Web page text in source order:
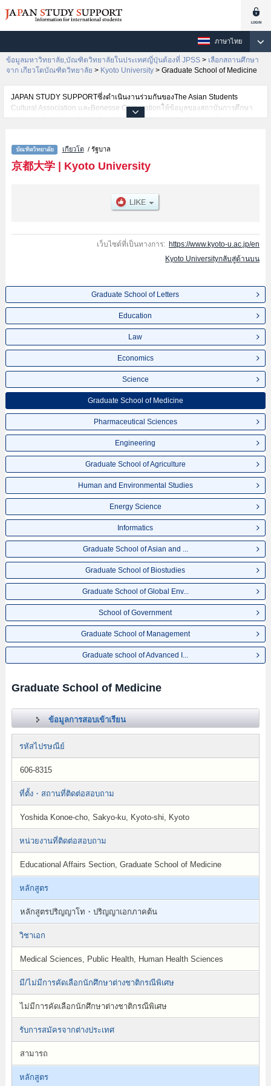
ภาษาไทย
ข้อมูลมหาวิทยาลัย,บัณฑิตวิทยาลัยในประเทศญี่ปุ่นต้องที่ JPSS > เลือกสถานศึกษา
จาก เกียวโตบัณฑิตวิทยาลัย > Kyoto University > Graduate School of Medicine
JAPAN STUDY SUPPORTซึ่งดำเนินงานร่วมกันของThe Asian Students
Cultural Association และBenesse Corporationให้ข้อมูลของสถาบันการศึกษา
ระดับมหาวิทยาลัย・บัณฑิตวิทยาลัย・วิทยาลัยระดับอนุปริญญา・วิทยาลัย
เช่นGraduate School of
LettersหรือEducationหรือLawหรือEconomicsหรือScienceหรือGraduate
School of MedicineหรือPharmaceutical
Environmental StudiesหรือEnergy ScienceหรือInformaticsหรือGraduate
School of Asian and African Area StudiesหรือGraduate School of
Advanced Integrated Studies in Human Survivability เป็นต้น,ข้อมูลของแต่ละ
สาขาวิจัย,ข้อมูลการสอบคัดเลือกเข้าศึกษาเช่นจำนวนคนที่รับสมัครหรือจำนวน
คนที่ผ่านการสอบคัดเลือกเป็นต้น,แนะนำสถานที่,การเดินทางเป็นต้นไว้ด้วยดังนั้น
เกียวโต/ รัฐบาล
京都大学| Kyoto University
เว็บไซต์ที่เป็นทางการ: https://www.kyoto-u.ac.jp/en
Kyoto Universityกลับสู่ด้านบน
Graduate School of Letters
Education
Law
Economics
Science
Graduate School of Medicine
Pharmaceutical Sciences
Engineering
Graduate School of Agriculture
Human and Environmental Studies
Energy Science
Informatics
Graduate School of Asian and ...
Graduate School of Biostudies
Graduate School of Global Env...
School of Government
Graduate School of Management
Graduate school of Advanced I...
Graduate School of Medicine
ข้อมูลการสอบเข้าเรียน
รหัสไปรษณีย์
606-8315
ที่ตั้ง・สถานที่ติดต่อสอบถาม
Yoshida Konoe-cho, Sakyo-ku, Kyoto-shi, Kyoto
หน่วยงานที่ติดต่อสอบถาม
Educational Affairs Section, Graduate School of Medicine
หลักสูตร
หลักสูตรปริญญาโท・ปริญญาเอกภาคต้น
วิชาเอก
Medical Sciences, Public Health, Human Health Sciences
มี/ไม่มีการคัดเลือกนักศึกษาต่างชาติกรณีพิเศษ
ไม่มีการคัดเลือกนักศึกษาต่างชาติกรณีพิเศษ
รับการสมัครจากต่างประเทศ
สามารถ
หลักสูตร